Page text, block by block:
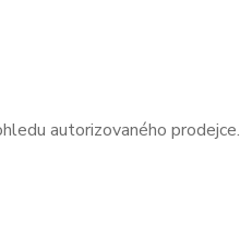
autorizovaného prodejce.